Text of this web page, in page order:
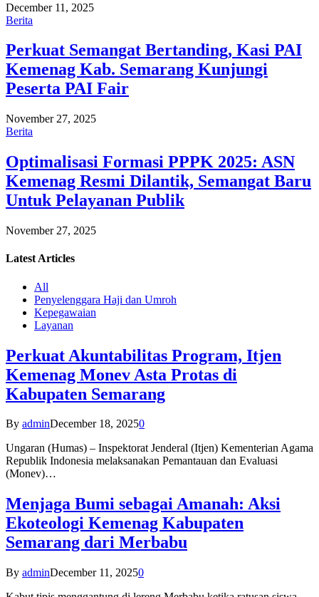
December 11, 2025
Berita
Perkuat Semangat Bertanding, Kasi PAI
Kemenag Kab. Semarang Kunjungi
Peserta PAI Fair
November 27, 2025
Berita
Optimalisasi Formasi PPPK 2025: ASN
Kemenag Resmi Dilantik, Semangat Baru
Untuk Pelayanan Publik
November 27, 2025
Latest Articles
All
Penyelenggara Haji dan Umroh
Kepegawaian
Layanan
Perkuat Akuntabilitas Program, Itjen
Kemenag Monev Asta Protas di
Kabupaten Semarang
By adminDecember 18, 20250
Ungaran (Humas) – Inspektorat Jenderal (Itjen) Kementerian Agama
Republik Indonesia melaksanakan Pemantauan dan Evaluasi
(Monev)…
Menjaga Bumi sebagai Amanah: Aksi
Ekoteologi Kemenag Kabupaten
Semarang dari Merbabu
By adminDecember 11, 20250